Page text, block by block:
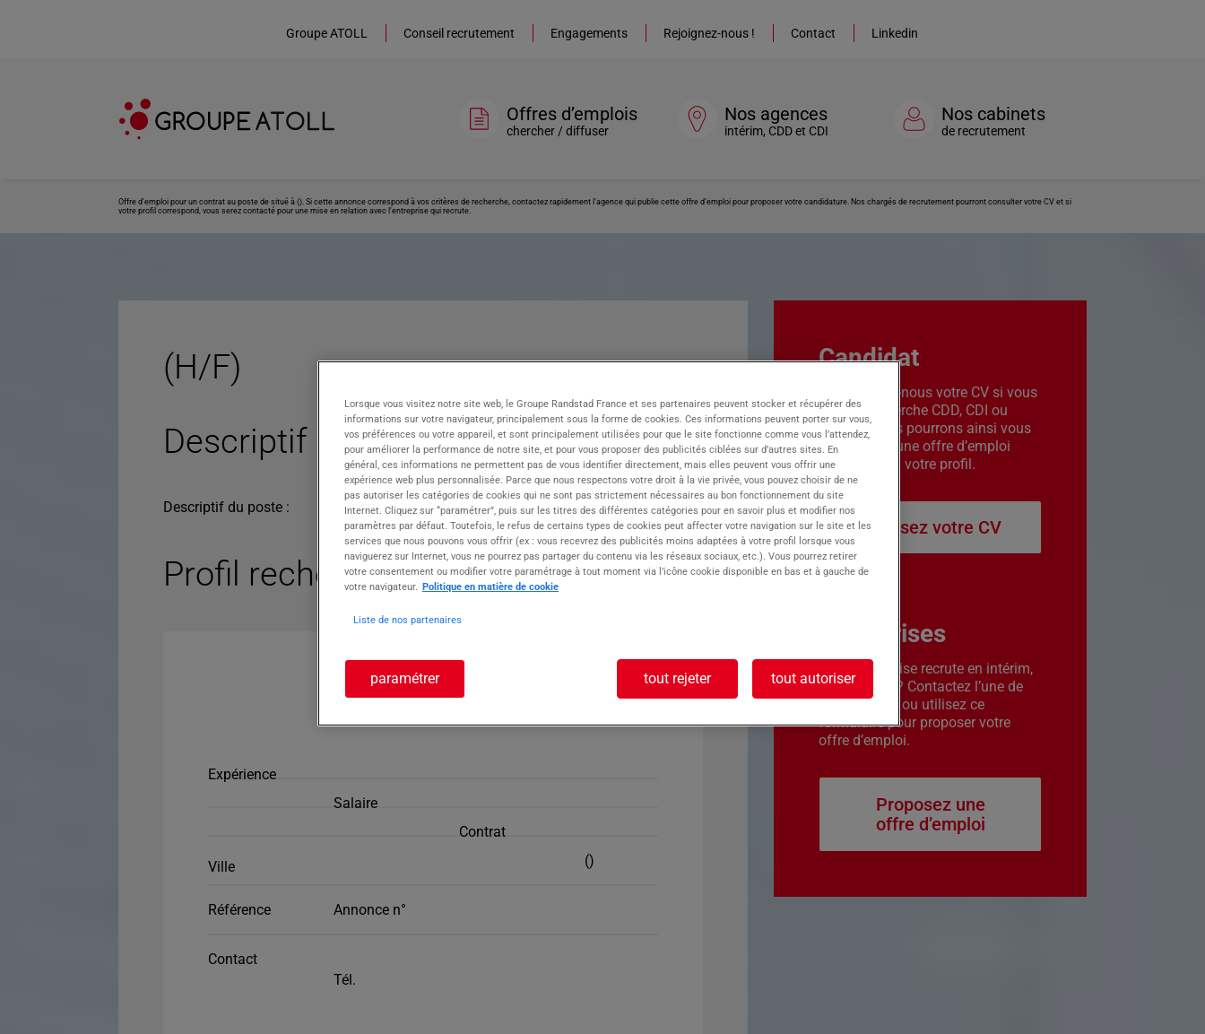
Groupe ATOLL Conseil recrutement Engagements Rejoignez-nous ! Contact Linkedin
Offres d’emplois
chercher / diffuser
Nos agences
intérim, CDD et CDI
Nos cabinets
de recrutement
Offre d’emploi pour un contrat au poste de situé à (). Si cette annonce correspond à vos critères de recherche, contactez rapidement l’agence qui publie cette offre d’emploi pour proposer votre candidature. Nos chargés de recrutement pourront consulter votre CV et si
votre profil correspond, vous serez contacté pour une mise en relation avec l’entreprise qui recrute.
(H/F)
Descriptif du poste :
Descriptif du poste :
Profil recherché
Expérience
Salaire
Contrat
Ville ()
Référence Annonce n°
Contact
Tél.
Candidat
Transmettez-nous votre CV si vous
êtes en recherche CDD, CDI ou
intérim. Nous pourrons ainsi vous
contacter si une offre d’emploi
correspond à votre profil.
Déposez votre CV
Entreprises
Votre entreprise recrute en intérim,
CDD ou CDI ? Contactez l’une de
nos agences ou utilisez ce
formulaire pour proposer votre
offre d’emploi.
Proposez une
offre d’emploi
Lorsque vous visitez notre site web, le Groupe Randstad France et ses partenaires peuvent stocker et récupérer des
informations sur votre navigateur, principalement sous la forme de cookies. Ces informations peuvent porter sur vous,
vos préférences ou votre appareil, et sont principalement utilisées pour que le site fonctionne comme vous l’attendez,
pour améliorer la performance de notre site, et pour vous proposer des publicités ciblées sur d’autres sites. En
général, ces informations ne permettent pas de vous identifier directement, mais elles peuvent vous offrir une
expérience web plus personnalisée. Parce que nous respectons votre droit à la vie privée, vous pouvez choisir de ne
pas autoriser les catégories de cookies qui ne sont pas strictement nécessaires au bon fonctionnement du site
Internet. Cliquez sur “paramétrer”, puis sur les titres des différentes catégories pour en savoir plus et modifier nos
paramètres par défaut. Toutefois, le refus de certains types de cookies peut affecter votre navigation sur le site et les
services que nous pouvons vous offrir (ex : vous recevrez des publicités moins adaptées à votre profil lorsque vous
naviguerez sur Internet, vous ne pourrez pas partager du contenu via les réseaux sociaux, etc.). Vous pourrez retirer
votre consentement ou modifier votre paramétrage à tout moment via l’icône cookie disponible en bas et à gauche de
votre navigateur. Politique en matière de cookie
Liste de nos partenaires
paramétrer tout rejeter tout autoriser